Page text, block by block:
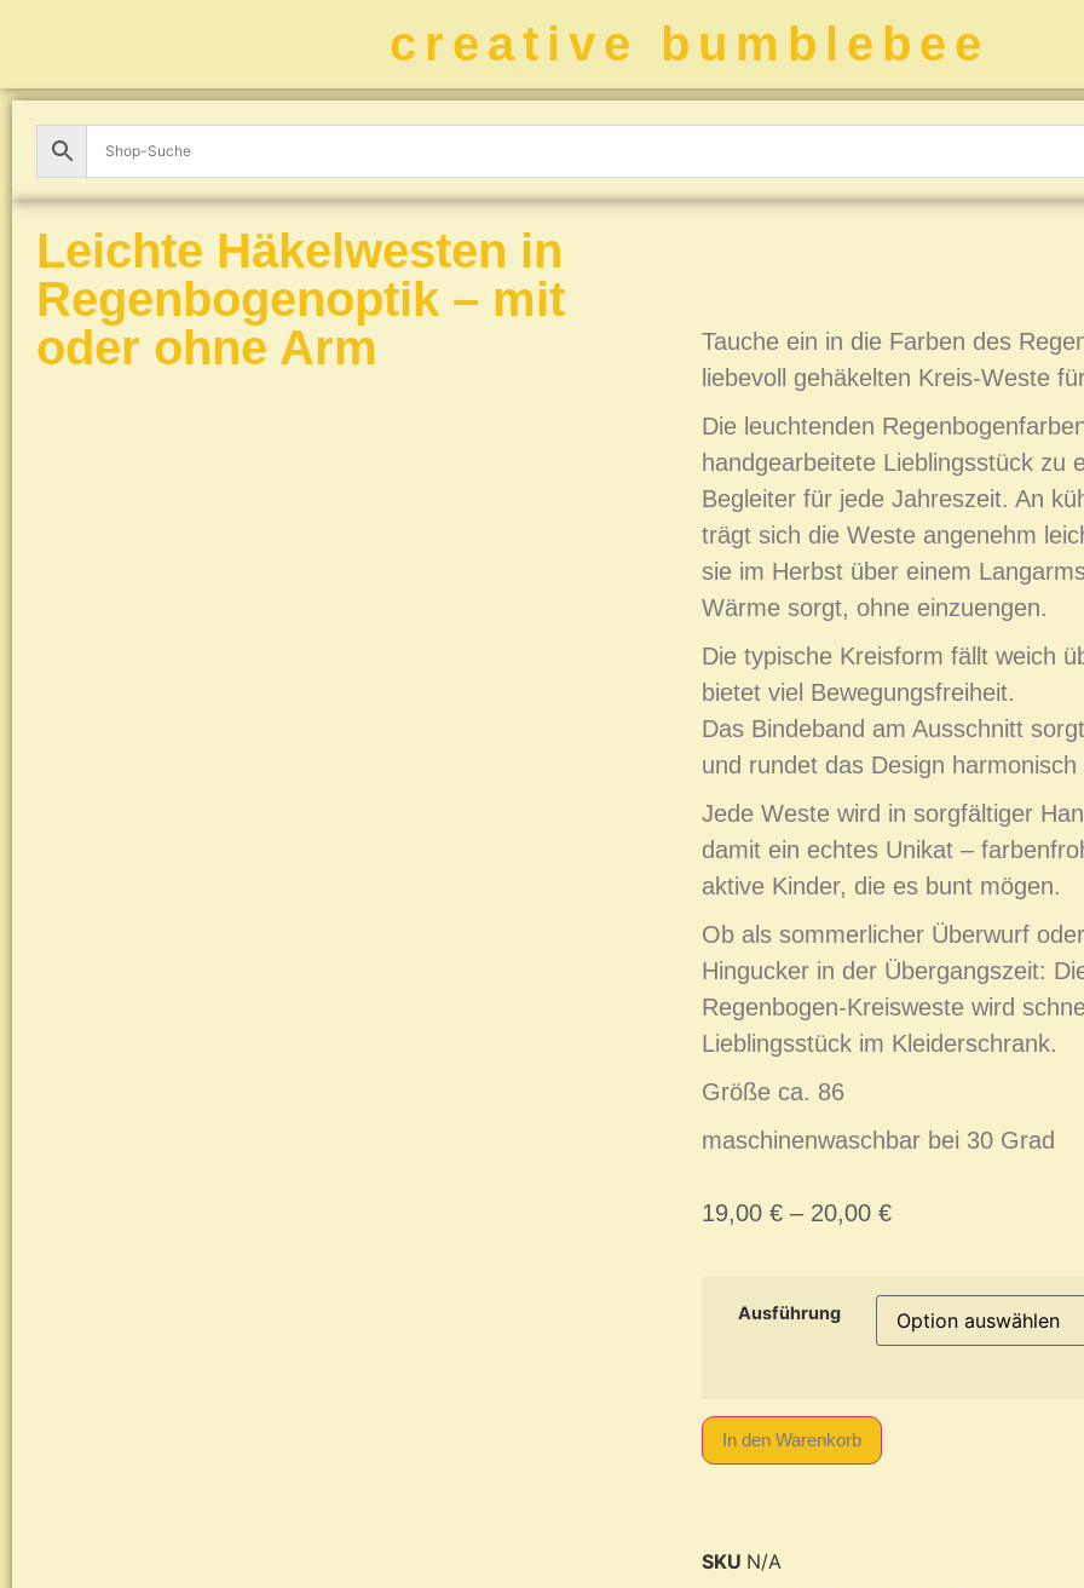
creative bumblebee
Leichte Häkelwesten in
Regenbogenoptik – mit
oder ohne Arm
Tauche ein in die Farben des
liebevoll gehäkelten Kreis‑Weste
Die leuchtenden
handgearbeitete Lieblingsstück zu
Begleiter für jede Jahreszeit. An
trägt sich die Weste angenehm
sie im Herbst über einem
Wärme sorgt, ohne einzuengen.
Die typische Kreisform fällt weich
bietet viel Bewegungsfreiheit.
Das Bindeband am Ausschnitt
und rundet das Design harmonisch
Jede Weste wird in sorgfältiger
damit ein echtes Unikat –
aktive Kinder, die es bunt mögen.
Ob als sommerlicher Überwurf
Hingucker in der Übergangszeit:
Regenbogen‑Kreisweste wird
Lieblingsstück im Kleiderschrank.
Größe ca. 86
maschinenwaschbar bei 30 Grad
19,00 € – 20,00 €
Ausführung
In den Warenkorb
SKU N/A